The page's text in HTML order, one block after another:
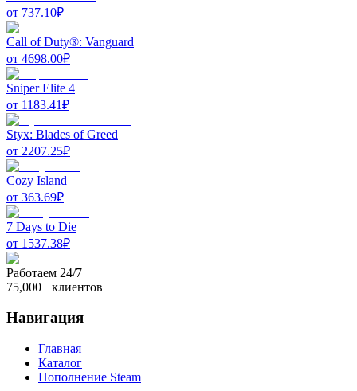
от 737.10₽
Call of Duty®: Vanguard
от 4698.00₽
Sniper Elite 4
от 1183.41₽
Styx: Blades of Greed
от 2207.25₽
Cozy Island
от 363.69₽
7 Days to Die
от 1537.38₽
Работаем 24/7
75,000+ клиентов
Навигация
Главная
Каталог
Пополнение Steam